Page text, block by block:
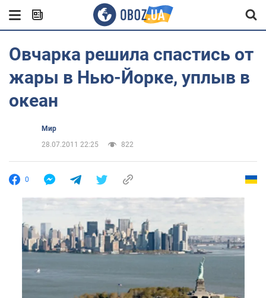
Овчарка решила спастись от
жары в Нью-Йорке, уплыв в
океан
Мир
28.07.2011 22:25
822
0